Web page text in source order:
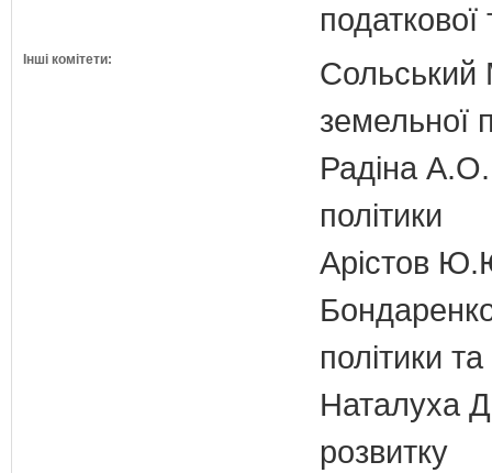
податкової
Інші комітети:
Сольський
земельної
Радіна А.О.
політики
Арістов
політики
Наталуха
розвитку